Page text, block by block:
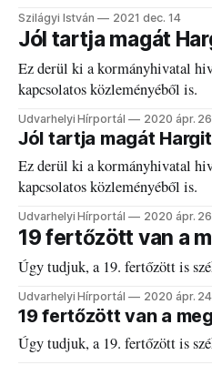
Szilágyi István 2021 dec. 14
Jól tartja magát
Ez derül ki a kormányhivatal
kapcsolatos közleményéből is.
Udvarhelyi Hírportál 2020 ápr. 26
Jól tartja magát
Ez derül ki a kormányhivatal
kapcsolatos közleményéből is.
Udvarhelyi Hírportál 2020 ápr. 26
19 fertőzött van a
Úgy tudjuk, a 19. fertőzött is
Udvarhelyi Hírportál 2020 ápr. 24
19 fertőzött van a
Úgy tudjuk, a 19. fertőzött is